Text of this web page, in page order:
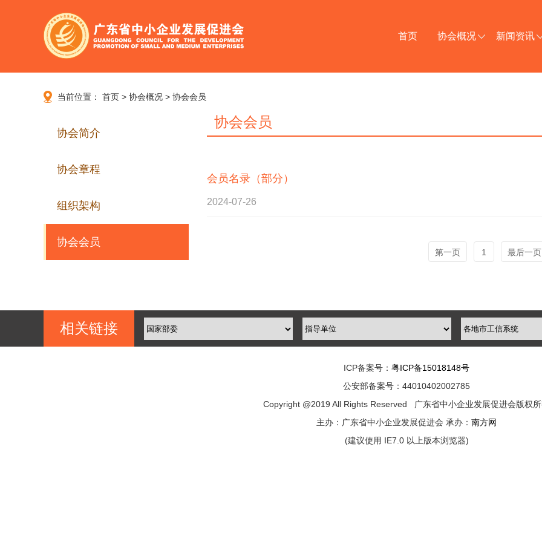
首页 协会概况 新闻资讯
当前位置： 首页 > 协会概况 > 协会会员
协会简介
协会章程
组织架构
协会会员
协会会员
会员名录（部分）
2024-07-26
第一页 1 最后一页
相关链接
ICP备案号： 粤ICP备15018148号
公安部备案号：44010402002785
Copyright @2019 All Rights Reserved 广东省中小企业发展促进会版权
主办：广东省中小企业发展促进会 承办： 南方网
(建议使用 IE7.0 以上版本浏览器)